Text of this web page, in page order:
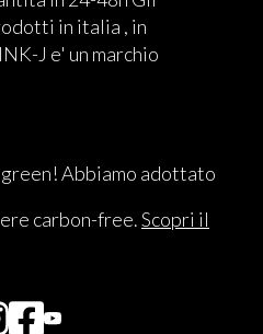
in italia , in
J e' un marchio
Abbiamo adottato
carbon-free.Scopri il